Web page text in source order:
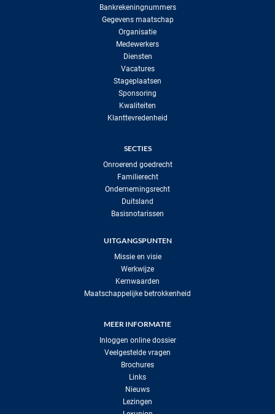
Bankrekeningnummers
Gegevens maatschap
Organisatie
Medewerkers
Diensten
Vacatures
Stageplaatsen
Sponsoring
Kwaliteiten
Klanttevredenheid
SECTIES
Onroerend goedrecht
Familierecht
Ondernemingsrecht
Duitsland
Basisnotarissen
UITGANGSPUNTEN
Missie en visie
Werkwijze
Kernwaarden
Maatschappelijke betrokkenheid
MEER INFORMATIE
Inloggen online dossier
Veelgestelde vragen
Brochures
Links
Nieuws
Lezingen